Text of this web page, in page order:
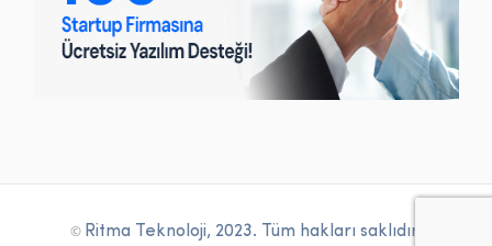
© Ritma Teknoloji, 2023. Tüm hakları saklıdır.